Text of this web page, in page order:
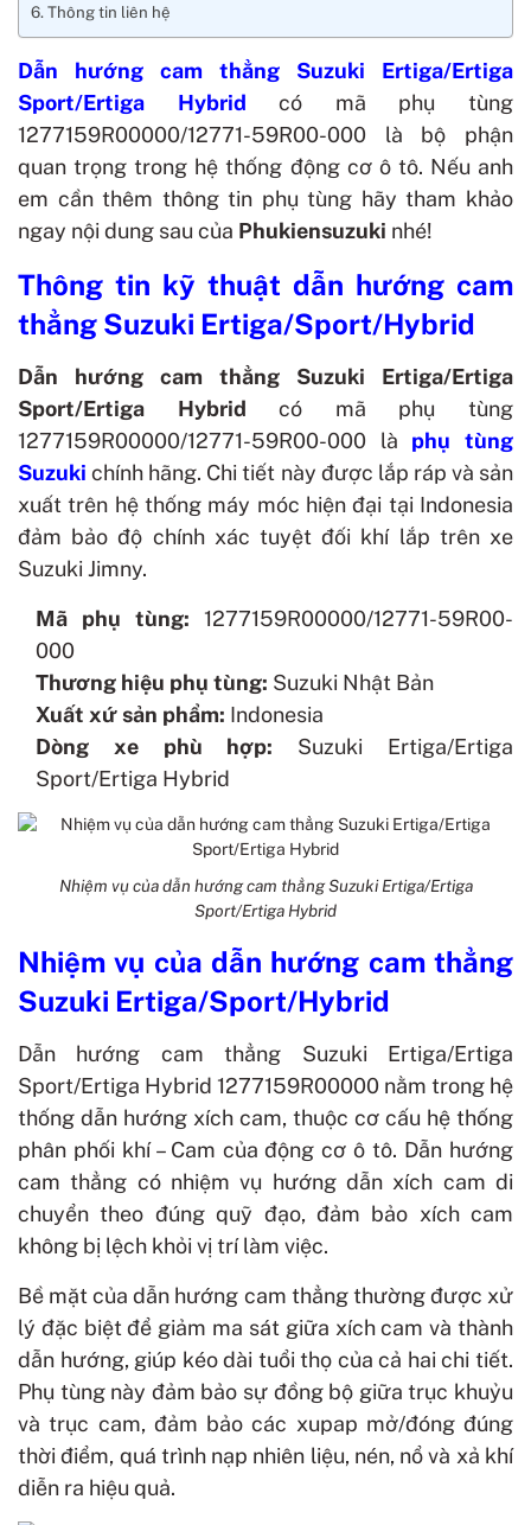
Thông tin liên hệ
Dẫn hướng cam thẳng Suzuki Ertiga/Ertiga
Sport/Ertiga Hybrid
có mã phụ tùng
1277159R00000/12771-59R00-000 là bộ phận
quan trọng trong hệ thống động cơ ô tô. Nếu anh
em cần thêm thông tin phụ tùng hãy tham khảo
ngay nội dung sau của Phukiensuzuki nhé!
Thông tin kỹ thuật dẫn hướng cam
thẳng Suzuki Ertiga/Sport/Hybrid
Dẫn hướng cam thẳng Suzuki Ertiga/Ertiga
Sport/Ertiga Hybridcó mã phụ tùng
1277159R00000/12771-59R00-000 là
phụ tùng
Suzuki chính hãng. Chi tiết này được lắp ráp và sản
xuất trên hệ thống máy móc hiện đại tại Indonesia
đảm bảo độ chính xác tuyệt đối khí lắp trên xe
Suzuki Jimny.
Mã phụ tùng: 1277159R00000/12771-59R00-
000
Thương hiệu phụ tùng: Suzuki Nhật Bản
Xuất xứ sản phẩm: Indonesia
Dòng xe phù hợp: Suzuki Ertiga/Ertiga
Sport/Ertiga Hybrid
Nhiệm vụ của dẫn hướng cam thẳng Suzuki Ertiga/Ertiga
Sport/Ertiga Hybrid
Nhiệm vụ của dẫn hướng cam thẳng
Suzuki Ertiga/Sport/Hybrid
Dẫn hướng cam thẳng Suzuki Ertiga/Ertiga
Sport/Ertiga Hybrid 1277159R00000 nằm trong hệ
thống dẫn hướng xích cam, thuộc cơ cấu hệ thống
phân phối khí – Cam của động cơ ô tô. Dẫn hướng
cam thẳng có nhiệm vụ hướng dẫn xích cam di
chuyển theo đúng quỹ đạo, đảm bảo xích cam
không bị lệch khỏi vị trí làm việc.
Bề mặt của dẫn hướng cam thẳng thường được xử
lý đặc biệt để giảm ma sát giữa xích cam và thành
dẫn hướng, giúp kéo dài tuổi thọ của cả hai chi tiết.
Phụ tùng này đảm bảo sự đồng bộ giữa trục khuỷu
và trục cam, đảm bảo các xupap mở/đóng đúng
thời điểm, quá trình nạp nhiên liệu, nén, nổ và xả khí
diễn ra hiệu quả.